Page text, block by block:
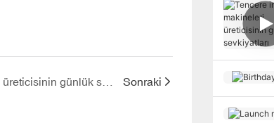
Tencere imalat makineleri üreticisinin günlük sevkiyatları Sonraki